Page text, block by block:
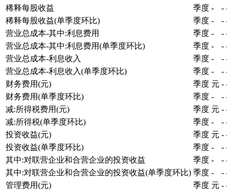
稀释每股收益
季度 - -
稀释每股收益(单季度环比)
季度 - -
营业总成本-其中:利息费用
季度 - -
营业总成本-其中:利息费用(单季度环比)
季度 - -
营业总成本-利息收入
季度 - -
营业总成本-利息收入(单季度环比)
季度 - -
财务费用(元)
季度 元 -
财务费用(单季度环比)
季度 - -
减:所得税费用(元)
季度 元 -
减:所得税(单季度环比)
季度 - -
投资收益(元)
季度 元 -
投资收益(单季度环比)
季度 - -
其中:对联营企业和合营企业的投资收益
季度 - -
其中:对联营企业和合营企业的投资收益(单季度环比) 季度 - -
管理费用(元)
季度 元 -